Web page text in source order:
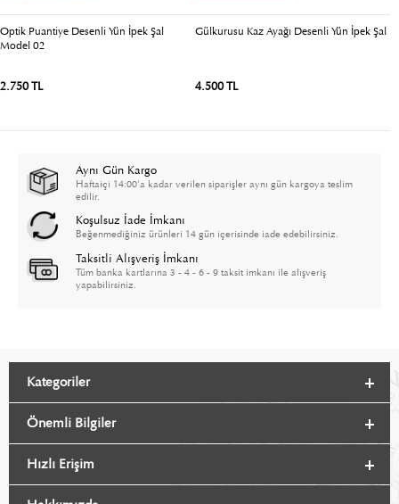
Optik Puantiye Desenli Yün İpek Şal
Model 02
2.750 TL
Gülkurusu Kaz Ayağı Desenli Yün İpek Şal
4.500 TL
Aynı Gün Kargo
Haftaiçi 14:00'a kadar verilen siparişler aynı gün kargoya teslim
edilir.
Koşulsuz İade İmkanı
Beğenmediğiniz ürünleri 14 gün içerisinde iade edebilirsiniz.
Taksitli Alışveriş İmkanı
Tüm banka kartlarına 3 - 4 - 6 - 9 taksit imkanı ile alışveriş
yapabilirsiniz.
Kategoriler
Önemli Bilgiler
Hızlı Erişim